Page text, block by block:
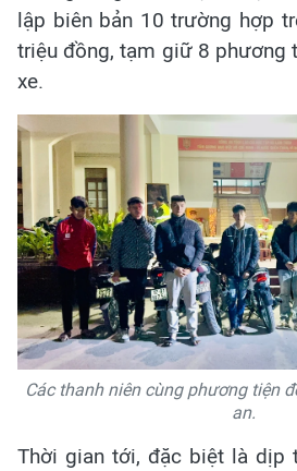
lập biên bản 10 trường hợp
triệu đồng, tạm giữ 8 phương
xe.
Các thanh niên cùng phương tiện
an.
Thời gian tới, đặc biệt là dịp